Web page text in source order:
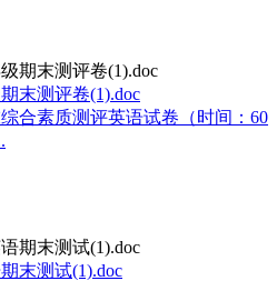
末测评卷(1).doc
合素质测评英语试卷（时间：60
末测试(1).doc